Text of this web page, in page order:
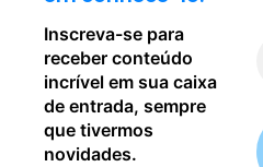
Inscreva-se para
receber conteúdo
incrível em sua caixa
de entrada, sempre
que tivermos
novidades.